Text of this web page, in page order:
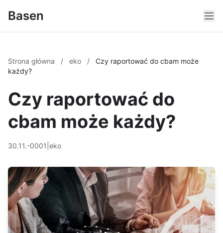
Basen
Strona główna / eko /
Czy raportować do cbam może
każdy?
Czy raportować do
cbam może każdy?
30.11.-0001 eko